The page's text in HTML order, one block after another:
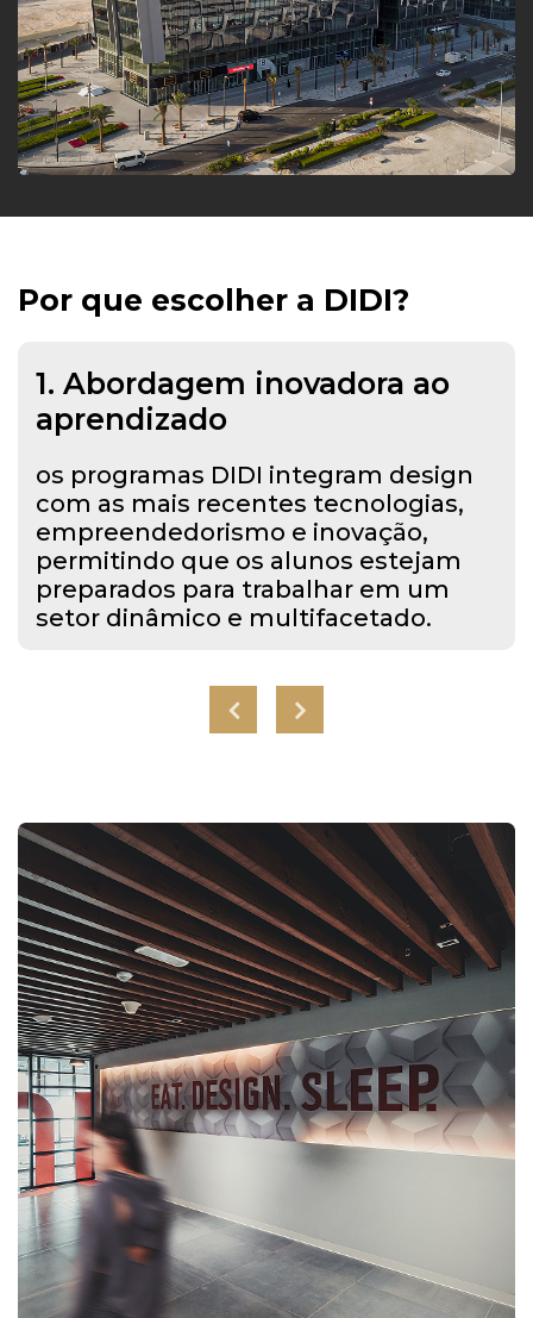
Por que escolher a DIDI?
1. Abordagem inovadora ao
aprendizado
os programas DIDI integram design
com as mais recentes tecnologias,
empreendedorismo e inovação,
permitindo que os alunos estejam
preparados para trabalhar em um
setor dinâmico e multifacetado.